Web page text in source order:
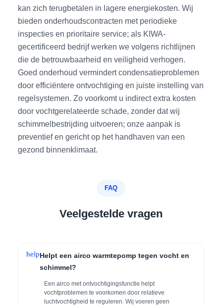
kan zich terugbetalen in lagere energiekosten. Wij
bieden onderhoudscontracten met periodieke
inspecties en prioritaire service; als KIWA-
gecertificeerd bedrijf werken we volgens richtlijnen
die de betrouwbaarheid en veiligheid verhogen.
Goed onderhoud vermindert condensatieproblemen
door efficiëntere ontvochtiging en juiste instelling van
regelsystemen. Zo voorkomt u indirect extra kosten
door vochtgerelateerde schade, zonder dat wij
schimmelbestrijding uitvoeren; onze aanpak is
preventief en gericht op het handhaven van een
gezond binnenklimaat.
FAQ
Veelgestelde vragen
helpHelpt een airco warmtepomp tegen vocht en
schimmel?
Een airco met ontvochtigingsfunctie helpt
vochtproblemen te voorkomen door relatieve
luchtvochtigheid te reguleren. Wij voeren geen